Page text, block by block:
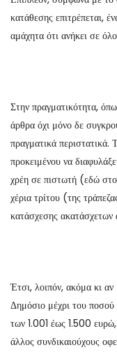
κατάθεσης επιτρέπεται,
αμάχητα ότι ανήκει σε
Στην πραγματικότητα,
άρθρα όχι μόνο δε
πραγματικά
προκειμένου να
χρέη σε πιστωτή (εδώ
χέρια τρίτου (της
κατάσχεσης ακατάσχετων
Έτσι, λοιπόν, ακόμα κι
Δημόσιο μέχρι του
των 1.001 έως 1.500 ευρώ,
άλλος συνδικαιούχους